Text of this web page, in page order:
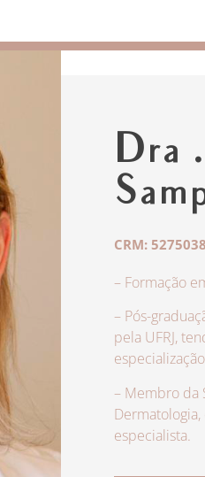
Dra
CRM:
– Formação
– Pós-
pela UFRJ,
– Membro da
especialista.